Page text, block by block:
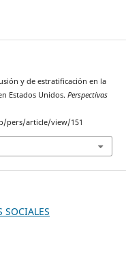
y de estratificación en la
Estados Unidos. Perspectivas
pers/article/view/151